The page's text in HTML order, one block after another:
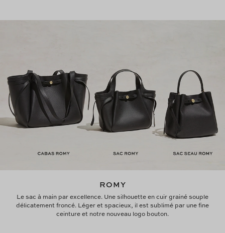
ROMY
Le sac à main par excellence. Une silhouette en cuir grainé souple
délicatement froncé. Léger et spacieux, il est sublimé par une fine
ceinture et notre nouveau logo bouton.